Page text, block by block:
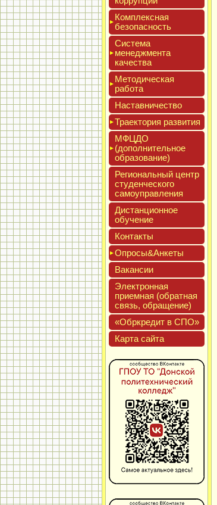
Ком­плексная
бе­зопас­ность
Сис­те­ма
ме­нед­жмен­та
ка­чес­тва
Мето­дичес­кая
ра­бота
Нас­тавни­чес­тво
Тра­ек­то­рия раз­ви­тия
МФЦДО
(до­пол­ни­тель­ное
об­ра­зова­ние)
Реги­ональ­ный центр
сту­ден­ческо­го
са­мо­уп­равле­ния
Дис­танци­он­ное
обу­чение
Кон­такты
Опро­сы&Анке­ты
Вакан­сии
Элек­трон­ная
при­ем­ная (об­ратная
связь, об­ра­щение)
«Обркре­дит в СПО»
Кар­та сай­та